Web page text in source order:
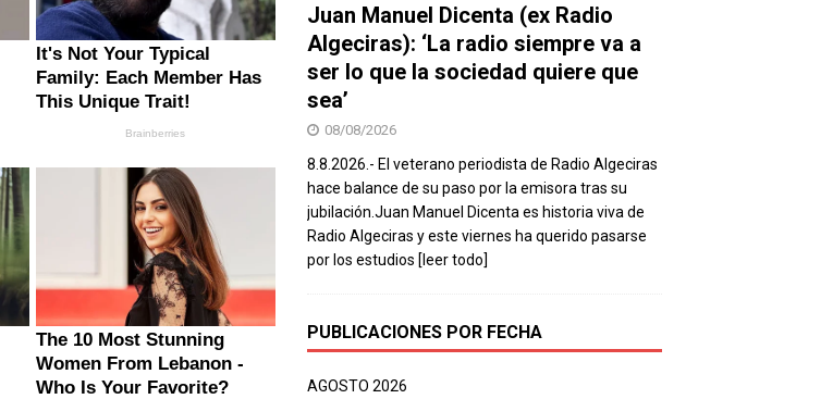
Juan Manuel Dicenta (ex Radio
Algeciras): ‘La radio siempre va a
ser lo que la sociedad quiere que
sea’
08/08/2026
8.8.2026.- El veterano periodista de Radio Algeciras
hace balance de su paso por la emisora tras su
jubilación.Juan Manuel Dicenta es historia viva de
Radio Algeciras y este viernes ha querido pasarse
por los estudios [leer todo]
PUBLICACIONES POR FECHA
AGOSTO 2026